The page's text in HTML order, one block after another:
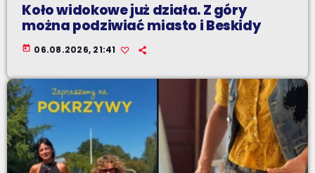
Koło widokowe już działa. Z góry
można podziwiać miasto i Beskidy
today 06.08.2026, 21:41